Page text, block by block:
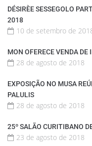
DÉSIRÈE SESSEGOLO
2018
10 de setembro de
MON OFERECE VENDA DE
28 de agosto de 2018
EXPOSIÇÃO NO MUSA
PALULIS
28 de agosto de 2018
25º SALÃO CURITIBANO
23 de agosto de 2018